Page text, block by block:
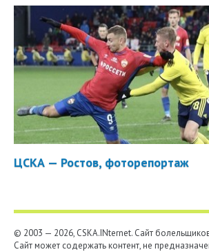
ЦСКА — Ростов, фоторепортаж
© 2003 — 2026, CSKA.INternet. Cайт
Сайт может содержать контент, не